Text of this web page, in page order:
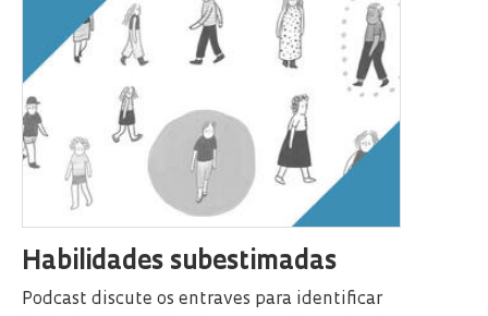
Habilidades subestimadas
Podcast discute os entraves para identificar